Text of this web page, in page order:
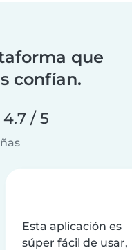
que
confían.
4.7 / 5
Esta aplicación es
súper fácil de usar,